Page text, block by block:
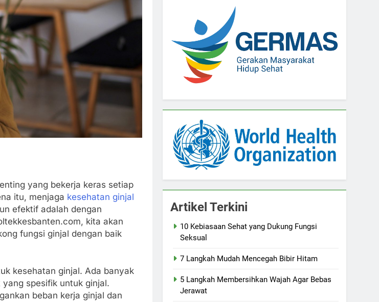
yang bekerja keras setiap
itu, menjaga kesehatan ginjal
efektif adalah dengan
kita akan
fungsi ginjal dengan baik
kesehatan ginjal. Ada banyak
spesifik untuk ginjal.
beban kerja ginjal dan
Artikel Terkini
10 Kebiasaan Sehat yang Dukung Fungsi
Seksual
7 Langkah Mudah Mencegah Bibir Hitam
5 Langkah Membersihkan Wajah Agar Bebas
Jerawat